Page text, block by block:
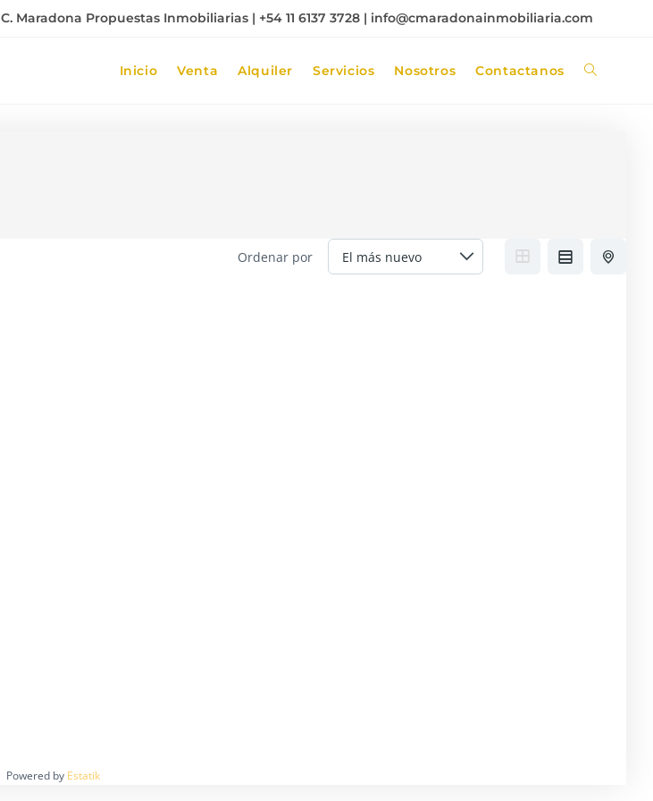
C. Maradona Propuestas Inmobiliarias | +54 11 6137 3728 | info@cmaradonainmobiliaria.com
Inicio Venta Alquiler Servicios Nosotros Contactanos
Ordenar por
Powered by Estatik